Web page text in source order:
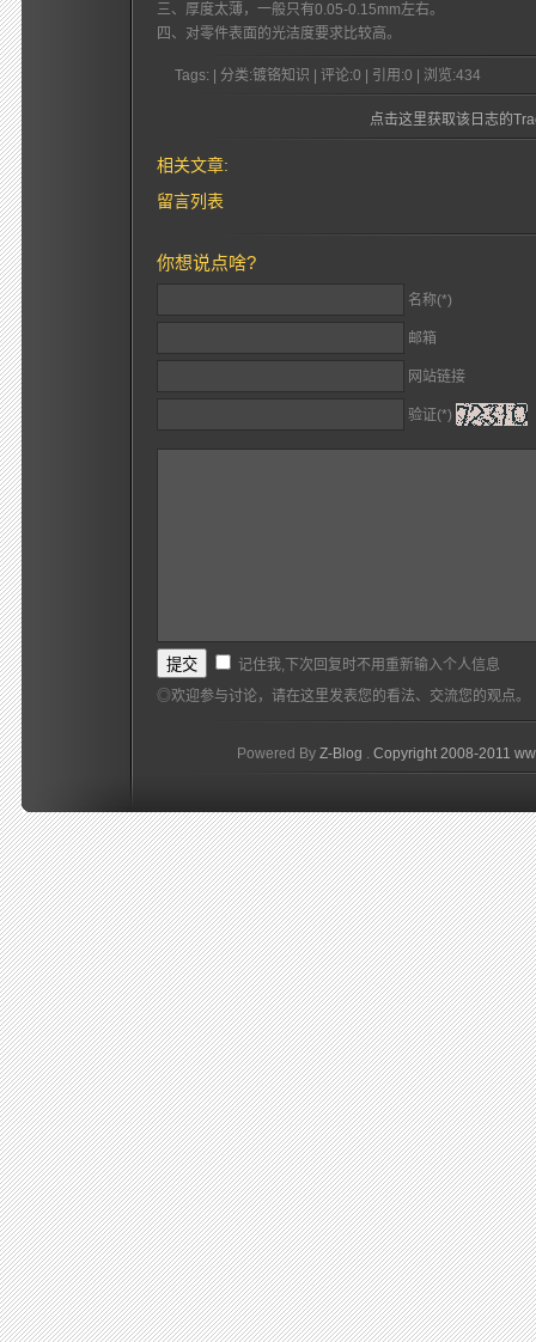
三、厚度太薄，一般只有0.05-0.15mm左右。
四、对零件表面的光洁度要求比较高。
Tags: | 分类:镀铬知识 | 评论:0 | 引用:0 | 浏览:434
点击这里获取该日志的
相关文章:
留言列表
你想说点啥?
名称(*)
邮箱
网站链接
验证(*)
记住我,下次回复时不用重新输入个人信息
◎欢迎参与讨论，请在这里发表您的看法、交流您的观点。
Powered By Z-Blog . Copyright 2008-2011